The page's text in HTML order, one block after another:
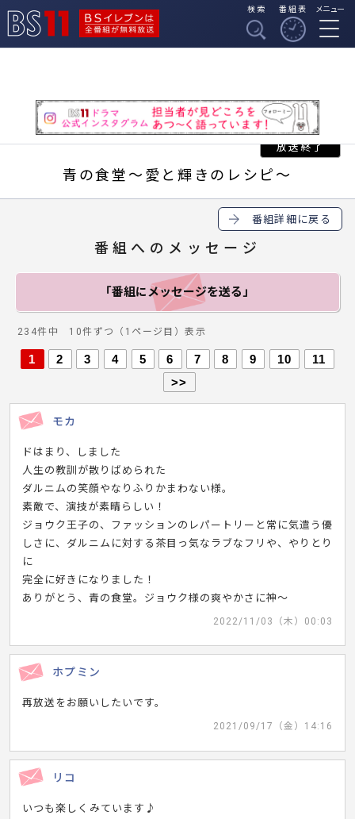
BSイレブンは全番組
検索 番組表 メニュー
青の食堂～愛と輝きのレシピ～
番組詳細に戻る
番組へのメッセージ
「番組にメッセージを送る」
234件中 10件ずつ（1ページ目）表示
1 2 3 4 5 6 7 8 9 10
11
>>
モカ
ドはまり、しました
人生の教訓が散りばめられた
ダルニムの笑顔やなりふりかまわない様。
素敵で、演技が素晴らしい！
ジョウク王子の、ファッションのレパートリーと常に気遣う優
しさに、ダルニムに対する茶目っ気なラブなフリや、やりとり
に
完全に好きになりました！
ありがとう、青の食堂。ジョウク様の爽やかさに神〜
2022/11/03（木）00:03
ホプミン
再放送をお願いしたいです。
2021/09/17（金）14:16
リコ
いつも楽しくみています♪